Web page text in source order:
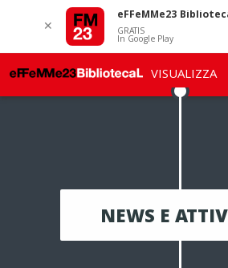
NEWS E
✕
eFFeMMe23
GRATIS
In Google Play
VISUALIZZA